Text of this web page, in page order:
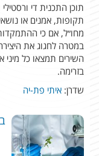
תוכן התכנית די
תקופות, אמנים או
מחו״ל, אם כי
במטרה לחגוג את
השירים תמצאו כל מיני
בזרימה.
שדרן: איתי פת-יה